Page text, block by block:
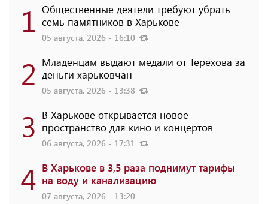
1 Общественные деятели требуют убрать
семь памятников в Харькове
05 августа, 2026 - 16:10
2 Младенцам выдают медали от Терехова за
деньги харьковчан
05 августа, 2026 - 13:38
3 В Харькове открывается новое
пространство для кино и концертов
06 августа, 2026 - 17:31
4 В Харькове в 3,5 раза поднимут тарифы
на воду и канализацию
07 августа, 2026 - 13:20